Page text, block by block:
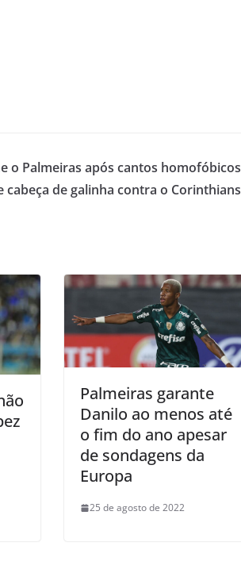
o Palmeiras após cantos homofóbicos
cabeça de galinha contra o Corinthians
Palmeiras garante
Danilo ao menos até
o fim do ano apesar
de sondagens da
Europa
25 de agosto de 2022